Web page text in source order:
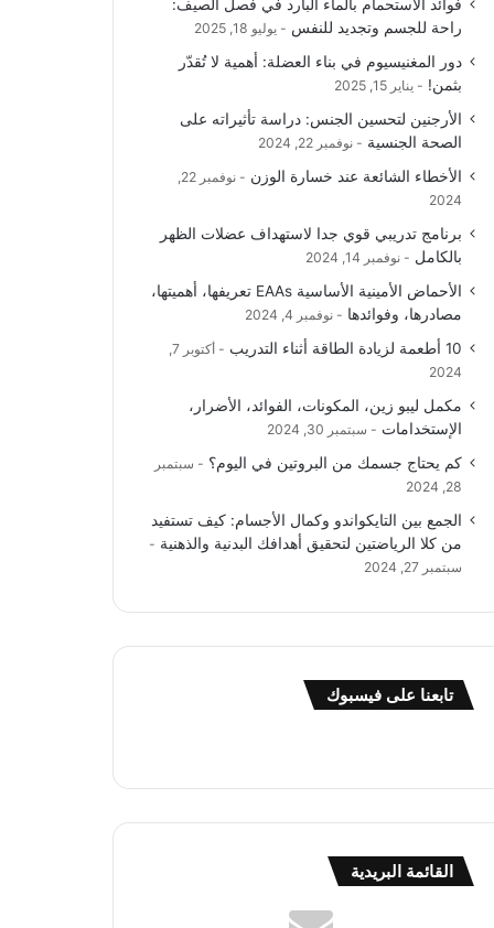
و
ك
T
u
b
e
ق
ر
ا
ا
ل
م
ع
R
فوائد الاستحمام بالماء البارد في فصل الصيف:
راحة للجسم وتجديد للنفس
يوليو 18, 2025
دور المغنيسيوم في بناء العضلة: أهمية لا تُقدّر
بثمن!
يناير 15, 2025
الأرجنين لتحسين الجنس: دراسة تأثيراته على
الصحة الجنسية
نوفمبر 22, 2024
الأخطاء الشائعة عند خسارة الوزن
نوفمبر 22,
2024
برنامج تدريبي قوي جدا لاستهداف عضلات الظهر
بالكامل
نوفمبر 14, 2024
الأحماض الأمينية الأساسية EAAs تعريفها، أهميتها،
مصادرها، وفوائدها
نوفمبر 4, 2024
10 أطعمة لزيادة الطاقة أثناء التدريب
أكتوبر 7,
2024
مكمل ليبو زين، المكونات، الفوائد، الأضرار،
الإستخدامات
سبتمبر 30, 2024
كم يحتاج جسمك من البروتين في اليوم؟
سبتمبر
28, 2024
الجمع بين التايكواندو وكمال الأجسام: كيف تستفيد
من كلا الرياضتين لتحقيق أهدافك البدنية والذهنية
سبتمبر 27, 2024
تابعنا على فيسبوك
القائمة البريدية